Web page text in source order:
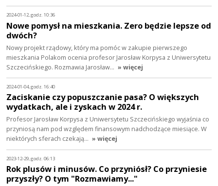
2024-01-12, godz. 10:36
Nowe pomysł na mieszkania. Zero będzie lepsze od
dwóch?
Nowy projekt rządowy, który ma pomóc w zakupie pierwszego
mieszkania Polakom ocenia profesor Jarosław Korpysa z Uniwersytetu
Szczecińskiego. Rozmawia Jarosław… » więcej
2024-01-04, godz. 16:40
Zaciskanie czy popuszczanie pasa? O większych
wydatkach, ale i zyskach w 2024 r.
Profesor Jarosław Korpysa z Uniwersytetu Szczecińskiego wyjaśnia co
przyniosą nam pod względem finansowym nadchodzące miesiące. W
niektórych sferach czekają… » więcej
2023-12-29, godz. 06:13
Rok plusów i minusów. Co przyniósł? Co przyniesie
przyszły? O tym "Rozmawiamy..."